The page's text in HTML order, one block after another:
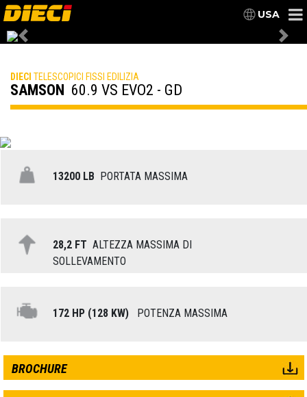
USA
Previous
DIECI TELESCOPICI FISSI EDILIZIA
SAMSON 60.9 VS EVO2 - GD
13200 LB PORTATA MASSIMA
28,2 FT ALTEZZA MASSIMA DI
SOLLEVAMENTO
172 HP (128 KW) POTENZA MASSIMA
BROCHURE